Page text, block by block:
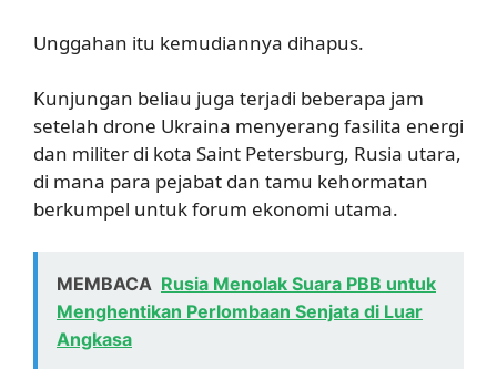
Unggahan itu kemudiannya dihapus.
Kunjungan beliau juga terjadi beberapa jam
setelah drone Ukraina menyerang fasilita energi
dan militer di kota Saint Petersburg, Rusia utara,
di mana para pejabat dan tamu kehormatan
berkumpel untuk forum ekonomi utama.
MEMBACA Rusia Menolak Suara PBB untuk
Menghentikan Perlombaan Senjata di Luar
Angkasa